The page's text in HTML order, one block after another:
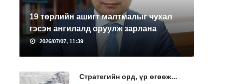
19 төрлийн ашигт малтмалыг чухал
гэсэн ангилалд оруулж зарлана
2026/07/07, 11:39
Стратегийн орд, үр өгөөж...